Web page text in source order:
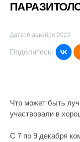
Дата: 6 декабря 2022
Поделитесь:
Что может быть
участвовали в
С 7 по 9 декабря